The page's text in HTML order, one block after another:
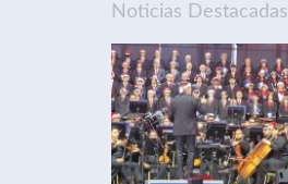
Noticias Destacadas